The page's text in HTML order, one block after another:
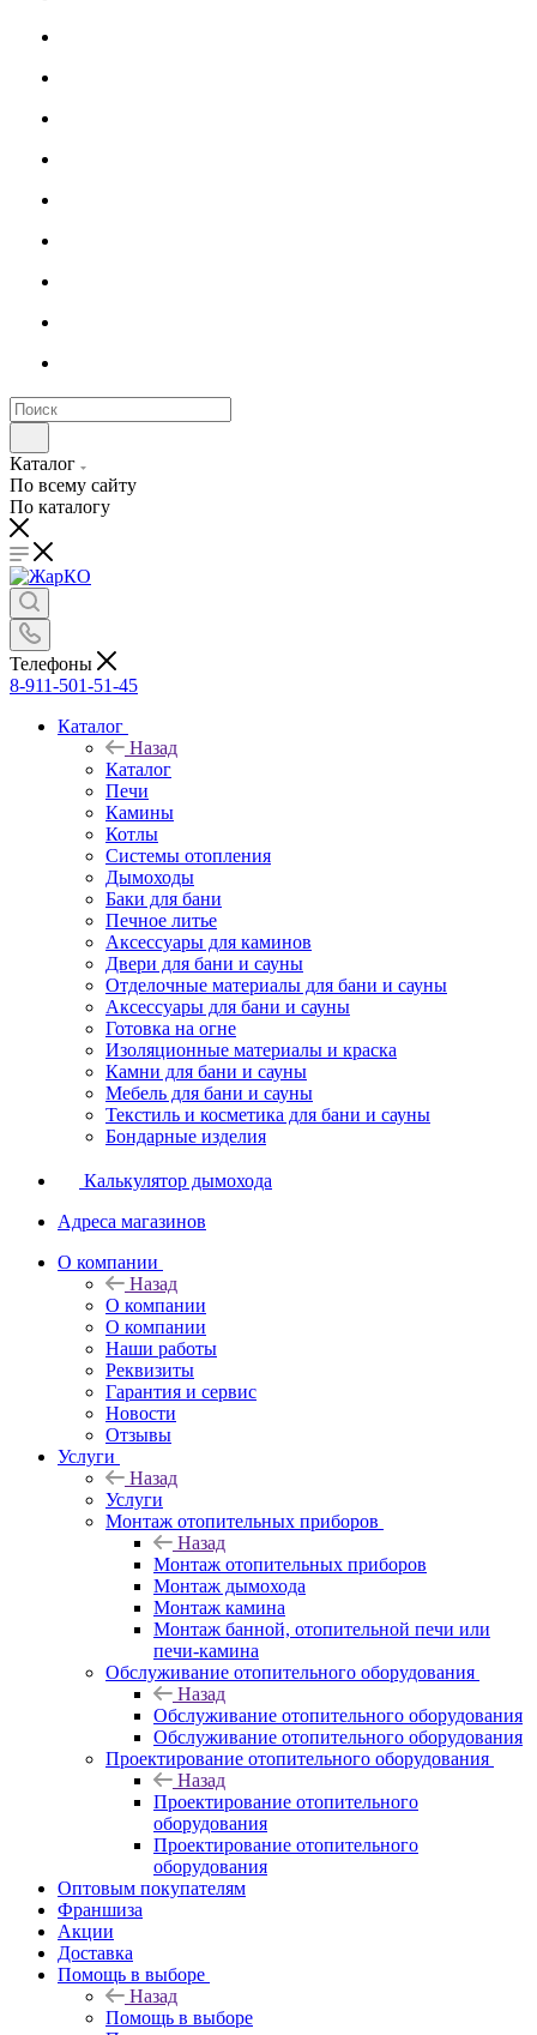
Каталог
По всему сайту
По каталогу
Телефоны
8-911-501-51-45
Каталог
Назад
Каталог
Печи
Камины
Котлы
Системы отопления
Дымоходы
Баки для бани
Печное литье
Аксессуары для каминов
Двери для бани и сауны
Отделочные материалы для бани и сауны
Аксессуары для бани и сауны
Готовка на огне
Изоляционные материалы и краска
Камни для бани и сауны
Мебель для бани и сауны
Текстиль и косметика для бани и сауны
Бондарные изделия
Калькулятор дымохода
Адреса магазинов
O компании
Назад
O компании
О компании
Наши работы
Реквизиты
Гарантия и сервис
Новости
Отзывы
Услуги
Назад
Услуги
Монтаж отопительных приборов
Назад
Монтаж отопительных приборов
Монтаж дымохода
Монтаж камина
Монтаж банной, отопительной печи или
печи-камина
Обслуживание отопительного оборудования
Назад
Обслуживание отопительного оборудования
Обслуживание отопительного оборудования
Проектирование отопительного оборудования
Назад
Проектирование отопительного
оборудования
Проектирование отопительного
оборудования
Оптовым покупателям
Франшиза
Акции
Доставка
Помощь в выборе
Назад
Помощь в выборе